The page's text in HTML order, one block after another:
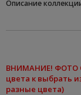
Oписание
ВНИМАНИЕ! ФОТО
цвета к выбрать
разные цвета)